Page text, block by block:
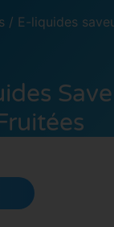
/ E-liquides